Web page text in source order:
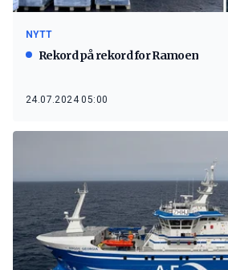
NYTT
Rekord på rekord for Ramoen
24.07.2024 05:00